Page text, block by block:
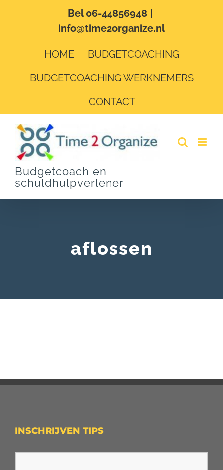
Bel 06-44856948
info@time2organize.nl
HOME
BUDGETCOACHING
BUDGETCOACHING WERKNEMERS
CONTACT
Budgetcoach en
schuldhulpverlener
aflossen
INSCHRIJVEN TIPS